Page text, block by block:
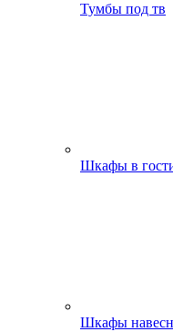
Тумбы под тв
Шкафы в
Шкафы